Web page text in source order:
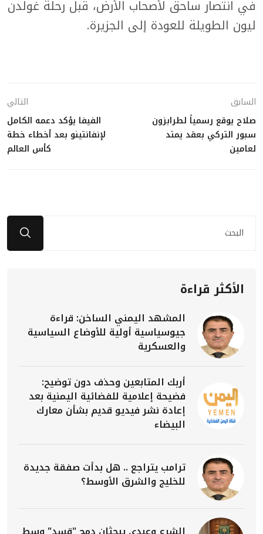
في انتصار ساحق لأصحاب الأرض، قبل رحلة غولدن
ليون الطويلة للعودة إلى الجزيرة.
السابق
صلاح يوقع رسمياً لطرابزون
سبور التركي بعقد يمتد
لعامين
التالي
الفيفا يؤكد دعمه الكامل
لإنفانتينو بعد أخطاء خطة
كأس العالم
الأكثر قراءة
المشهد اليمني الساخن: قراءة
جيوسياسية أولية للأوضاع السياسية
والعسكرية
أربك المتابعين وحذف دون توضيح:
فضيحة إعلامية للفضائية اليمنية بعد
إعادة نشر فيديو قديم بشأن معارك
البيضاء
ترامب يتراجع .. هل بدأت صفقة جديدة
للخليج والشرق الأوسط؟